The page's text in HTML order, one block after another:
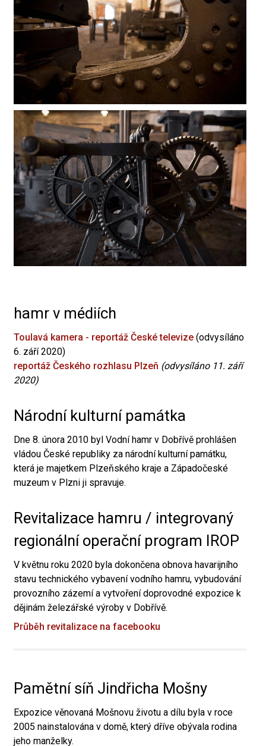
hamr v médiích
Toulavá kamera - reportáž České televize (odvysíláno
6. září 2020)
reportáž Českého rozhlasu Plzeň (odvysíláno 11. září
2020)
Národní kulturní památka
Dne 8. února 2010 byl Vodní hamr v Dobřívě prohlášen
vládou České republiky za národní kulturní památku,
která je majetkem Plzeňského kraje a Západočeské
muzeum v Plzni ji spravuje.
Revitalizace hamru / integrovaný
regionální operační program IROP
V květnu roku 2020 byla dokončena obnova havarijního
stavu technického vybavení vodního hamru, vybudování
provozního zázemí a vytvoření doprovodné expozice k
dějinám železářské výroby v Dobřívě.
Průběh revitalizace na facebooku
Pamětní síň Jindřicha Mošny
Expozice věnovaná Mošnovu životu a dílu byla v roce
2005 nainstalována v domě, který dříve obývala rodina
jeho manželky.